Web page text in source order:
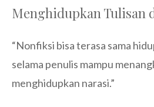
Menghidupkan Tulisan
“Nonfiksi bisa terasa sama
selama penulis mampu
menghidupkan narasi.”